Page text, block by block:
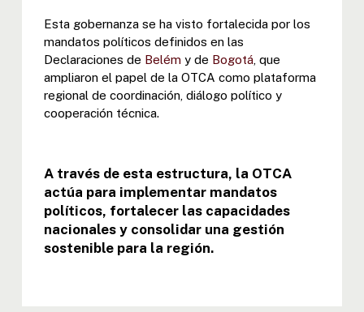
Esta gobernanza se ha visto fortalecida por los
mandatos políticos definidos en las
Declaraciones de Belémy de Bogotá, que
ampliaron el papel de la OTCA como plataforma
regional de coordinación, diálogo político y
cooperación técnica.
A través de esta estructura, la OTCA
actúa para implementar mandatos
políticos, fortalecer las capacidades
nacionales y consolidar una gestión
sostenible para la región.